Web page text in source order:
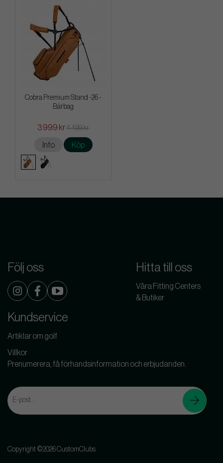
Cobra Premium Stand -26 -
Bärbag
3 999 kr4 499 kr
Info Köp
Följ oss Hitta till oss
Våra Fitting Centers
& Butiker
Kundservice
Artiklar om golf
Villkor
Prenumerera, få förhandsinformation och erbjudanden.
Copyright ©2026 CustomClubs